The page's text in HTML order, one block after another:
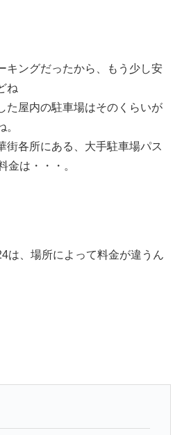
キングだったから、もう少し安
ね
た屋内の駐車場はそのくらいが
。
街各所にある、大手駐車場パス
金は・・・。
は、場所によって料金が違うん